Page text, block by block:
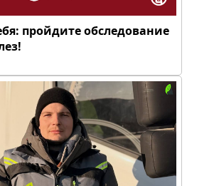
пройдите обследование